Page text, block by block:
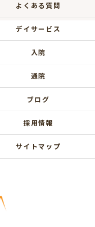
よくある質問
デイサービス
入院
通院
ブログ
採用情報
サイトマップ